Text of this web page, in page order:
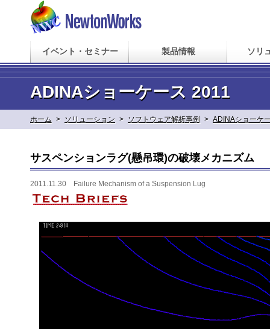
イベント・セミナー 製品情報 ソリ
ADINAショーケース 2011
ホーム > ソリューション > ソフトウェア解析事例 > ADINAショーケ
サスペンションラグ(懸吊環)の破壊メカニズム
2011.11.30 Failure Mechanism of a Suspension Lug